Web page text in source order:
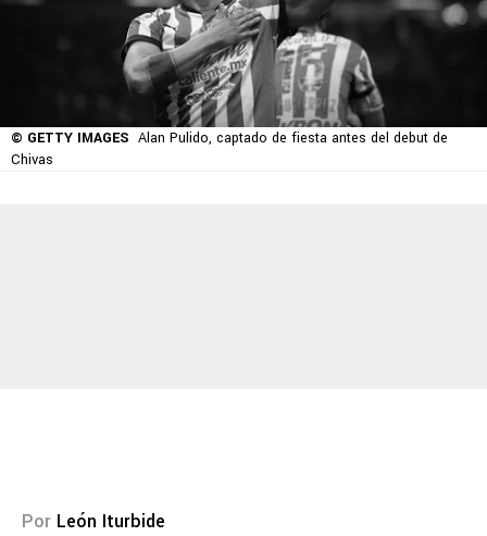
© GETTY IMAGES Alan Pulido, captado de fiesta antes del debut de
Chivas
Por León Iturbide